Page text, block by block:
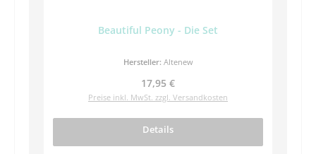
Beautiful Peony - Die Set
Hersteller: Altenew
Regulärer Preis:
17,95 €
Preise inkl. MwSt. zzgl. Versandkosten
Details